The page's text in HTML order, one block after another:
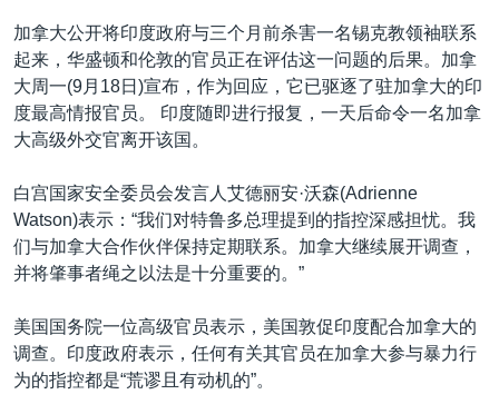
关注西藏
关注新疆
GEN Z 看美国
加拿大公开将印度政府与三个月前杀害一名锡克教领袖联系
起来，华盛顿和伦敦的官员正在评估这一问题的后果。加拿
大周一(9月18日)宣布，作为回应，它已驱逐了驻加拿大的印
度最高情报官员。 印度随即进行报复，一天后命令一名加拿
大高级外交官离开该国。
白宫国家安全委员会发言人艾德丽安·沃森(Adrienne
Watson)表示：“我们对特鲁多总理提到的指控深感担忧。我
们与加拿大合作伙伴保持定期联系。加拿大继续展开调查，
并将肇事者绳之以法是十分重要的。”
美国国务院一位高级官员表示，美国敦促印度配合加拿大的
调查。印度政府表示，任何有关其官员在加拿大参与暴力行
为的指控都是“荒谬且有动机的”。